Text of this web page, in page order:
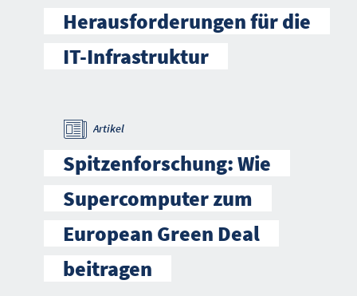
Herausforderungen für die
IT-Infrastruktur
Artikel
Spitzenforschung: Wie
Supercomputer zum
European Green Deal
beitragen